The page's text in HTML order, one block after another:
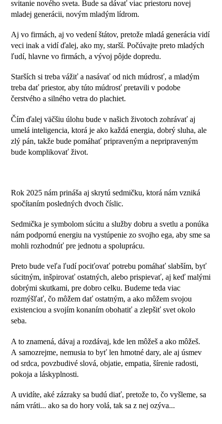
svitanie nového sveta. Bude sa dávať viac priestoru novej
mladej generácii, novým mladým lídrom.
Aj vo firmách, aj vo vedení štátov, pretože mladá generácia vidí
veci inak a vidí ďalej, ako my, starší. Počúvajte preto mladých
ľudí, hlavne vo firmách, a vývoj pôjde dopredu.
Starších si treba vážiť a nasávať od nich múdrosť, a mladým
treba dať priestor, aby túto múdrosť pretavili v podobe
čerstvého a silného vetra do plachiet.
Čím ďalej väčšiu úlohu bude v našich životoch zohrávať aj
umelá inteligencia, ktorá je ako každá energia, dobrý sluha, ale
zlý pán, takže bude pomáhať pripraveným a nepripraveným
bude komplikovať život.
Rok 2025 nám prináša aj skrytú sedmičku, ktorá nám vzniká
spočítaním posledných dvoch číslic.
Sedmička je symbolom súcitu a služby dobru a svetlu a ponúka
nám podpornú energiu na vystúpenie zo svojho ega, aby sme sa
mohli rozhodnúť pre jednotu a spoluprácu.
Preto bude veľa ľudí pociťovať potrebu pomáhať slabším, byť
súcitným, inšpirovať ostatných, alebo prispievať, aj keď malými
dobrými skutkami, pre dobro celku. Budeme teda viac
rozmýšľať, čo môžem dať ostatným, a ako môžem svojou
existenciou a svojím konaním obohatiť a zlepšiť svet okolo
seba.
A to znamená, dávaj a rozdávaj, kde len môžeš a ako môžeš.
A samozrejme, nemusia to byť len hmotné dary, ale aj úsmev
od srdca, povzbudivé slová, objatie, empatia, šírenie radosti,
pokoja a láskyplnosti.
A uvidíte, aké zázraky sa budú diať, pretože to, čo vyšleme, sa
nám vráti... ako sa do hory volá, tak sa z nej ozýva...